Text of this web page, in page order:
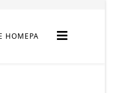
НОМЕРА